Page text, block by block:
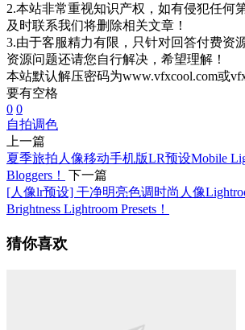
2.本站非常重视知识产权，如有侵犯任何
及时联系我们将删除相关文章！
3.由于客服精力有限，只针对回答付费资
资源问题还请您自行解决，希望理解！
本站默认解压密码为www.vfxcool.com或
要有空格
0 0
自拍调色
上一篇
夏季旅拍人像移动手机版LR预设Mobile
Bloggers！
下一篇
[人像lr预设] 干净明亮色调时尚人像
Brightness Lightroom Presets！
猜你喜欢